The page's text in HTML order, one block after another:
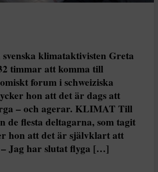
svenska klimataktivisten Greta
timmar att komma till
forum i schweiziska
hon att det är dags att
– och agerar. KLIMAT Till
de flesta deltagarna, som tagit
hon att det är självklart att
Jag har slutat flyga […]